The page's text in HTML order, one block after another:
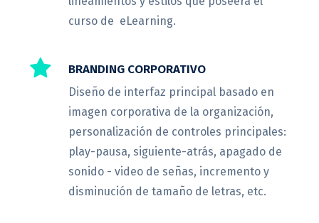
curso de eLearning.
BRANDING CORPORATIVO
Diseño de interfaz principal basado en
imagen corporativa de la organización,
personalización de controles principales:
play-pausa, siguiente-atrás, apagado de
sonido - video de señas, incremento y
disminución de tamaño de letras, etc.